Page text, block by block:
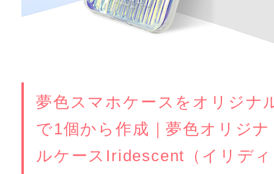
夢色スマホケースをオリジナ
で1個から作成｜夢色オリジナ
ルケースIridescent（イリディ